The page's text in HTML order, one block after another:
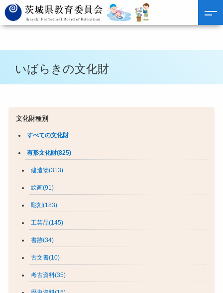
いばらきの文化財
文化財種別
すべての文化財
有形文化財(825)
建造物(313)
絵画(91)
彫刻(183)
工芸品(145)
書跡(34)
古文書(10)
考古資料(35)